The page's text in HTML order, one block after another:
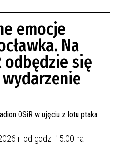
emocje
Na
odbędzie się
r. od godz. 15:00 na